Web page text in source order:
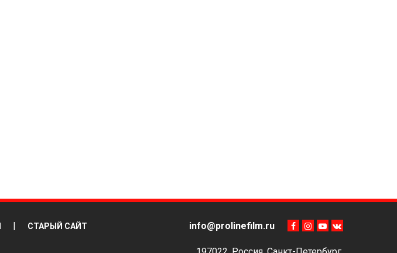
СТАРЫЙ САЙТ info@prolinefilm.ru